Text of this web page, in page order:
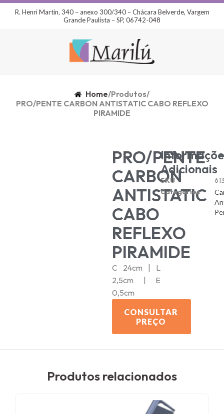
R. Henri Martin, 340 – anexo 300/340 – Chácara Belverde, Vargem
Grande Paulista – SP, 06742-048
Home/Produtos/
PRO/PENTE CARBON ANTISTATIC CABO REFLEXO
PIRAMIDE
PRO/PENTE
CARBON
ANTISTATIC
CABO
REFLEXO
PIRAMIDE
C 24cm | L
2,5cm | E
0,5cm
CONSULTAR
PREÇO
Adicionais
SKU
Categories
Produtos relacionados